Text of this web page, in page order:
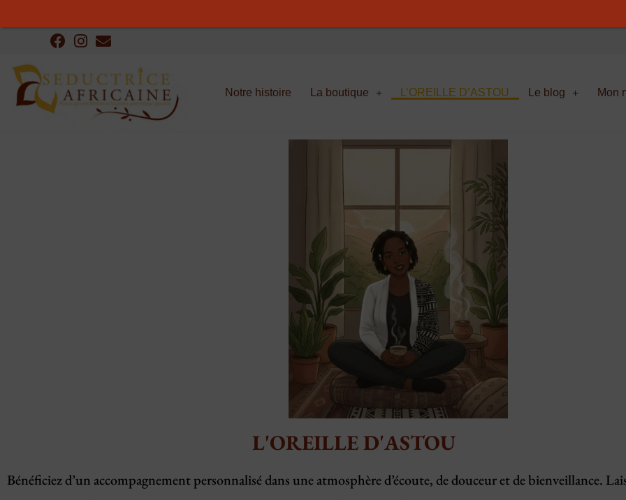
Notre histoire La boutique L’OREILLE D’ASTOU Le blog Mon
L'OREILLE D'ASTOU
Bénéficiez d’un accompagnement personnalisé dans une atmosphère d’écoute, de douceur et de bienveillance.